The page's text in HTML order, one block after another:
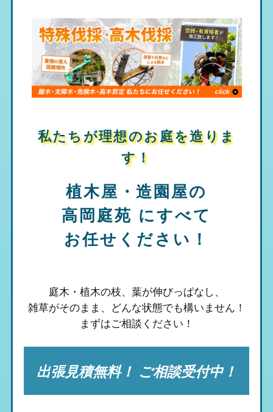
私たちが理想のお庭を造りま
す！
植木屋・造園屋の
高岡庭苑 にすべて
お任せください！
庭木・植木の枝、葉が伸びっぱなし、
雑草がそのまま、 どんな状態でも構いません！
まずはご相談ください！
出張見積無料！ ご相談受付中！